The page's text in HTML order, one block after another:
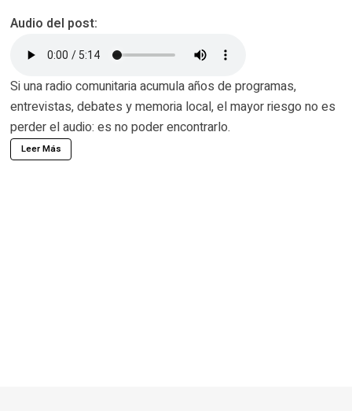
Audio del post:
Si una radio comunitaria acumula años de programas,
entrevistas, debates y memoria local, el mayor riesgo no es
perder el audio: es no poder encontrarlo.
Leer Más